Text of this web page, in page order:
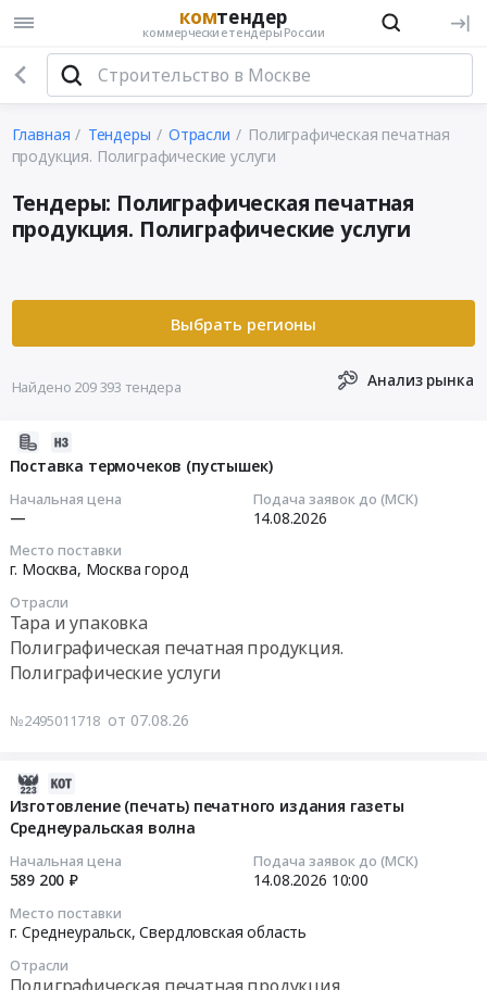
комтендер
коммерческие тендеры России
Главная Тендеры Отрасли
Полиграфическая печатная
продукция. Полиграфические услуги
Тендеры: Полиграфическая печатная
продукция. Полиграфические услуги
Найдено 209 393 тендера Анализ рынка
Поставка термочеков (пустышек)
Начальная цена
—
Подача заявок до (МСК)
14.08.2026
Место поставки
г. Москва, Москва город
Отрасли
Тара и упаковка
Полиграфическая печатная продукция.
Полиграфические услуги
№2495011718 от 07.08.26
Изготовление (печать) печатного издания газеты
Среднеуральская волна
Начальная цена
589 200 ₽
Подача заявок до (МСК)
14.08.2026 10:00
Место поставки
г. Среднеуральск,Свердловская область
Отрасли
Полиграфическая печатная продукция.